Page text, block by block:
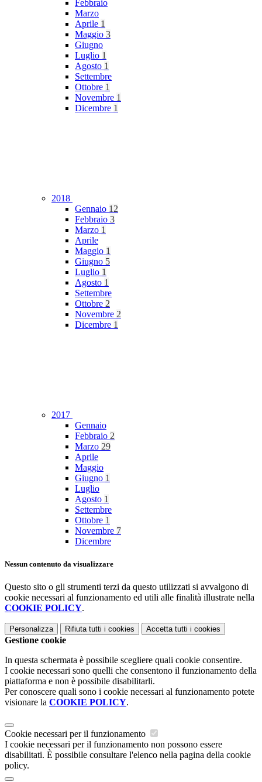
Febbraio
Marzo
Aprile 1
Maggio 3
Giugno
Luglio 1
Agosto 1
Settembre
Ottobre 1
Novembre 1
Dicembre 1
2018
Gennaio 12
Febbraio 3
Marzo 1
Aprile
Maggio 1
Giugno 5
Luglio 1
Agosto 1
Settembre
Ottobre 2
Novembre 2
Dicembre 1
2017
Gennaio
Febbraio 2
Marzo 29
Aprile
Maggio
Giugno 1
Luglio
Agosto 1
Settembre
Ottobre 1
Novembre 7
Dicembre
Nessun contenuto da visualizzare
Questo sito o gli strumenti terzi da questo utilizzati si avvalgono di
cookie necessari al funzionamento ed utili alle finalità illustrate nella
COOKIE POLICY.
Personalizza Rifiuta tutti i cookies Accetta tutti i cookies
Gestione cookie
In questa schermata è possibile scegliere quali cookie consentire.
I cookie necessari sono quelli che consentono il funzionamento della
piattaforma e non è possibile disabilitarli.
Per conoscere quali sono i cookie necessari al funzionamento potete
visionare la COOKIE POLICY.
Cookie necessari per il funzionamento
I cookie necessari per il funzionamento non possono essere
disabilitati. È possibile consultare l'elenco nella pagina della cookie
policy.